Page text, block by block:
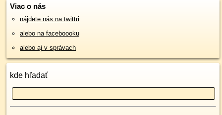
Viac o nás
nájdete nás na twittri
alebo na faceboooku
alebo aj v správach
kde hľadať